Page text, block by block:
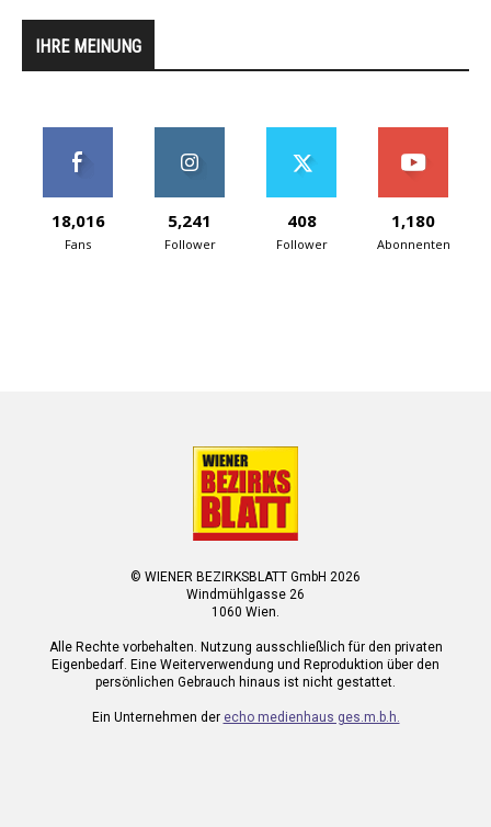
IHRE MEINUNG
18,016
Fans
5,241
Follower
408
Follower
1,180
Abonnenten
© WIENER BEZIRKSBLATT GmbH 2026
Windmühlgasse 26
1060 Wien.
Alle Rechte vorbehalten. Nutzung ausschließlich für den privaten
Eigenbedarf. Eine Weiterverwendung und Reproduktion über den
persönlichen Gebrauch hinaus ist nicht gestattet.
Ein Unternehmen der echo medienhaus ges.m.b.h.